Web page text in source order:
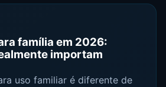
família em 2026:
importam
uso familiar é diferente de